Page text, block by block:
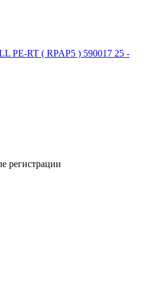
PE-RT ( RPAP5 ) 590017 25 -
регистрации